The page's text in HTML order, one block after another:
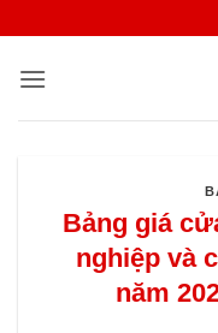
nội
Bảng giá
nghiệp và
năm